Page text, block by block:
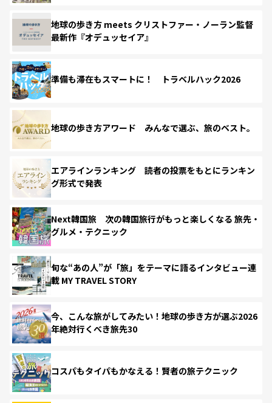
地球の歩き方 meets クリストファー・ノーラン監督
最新作『オデュッセイア』
準備も滞在もスマートに！ トラベルハック2026
地球の歩き方アワード みんなで選ぶ、旅のベスト。
エアラインランキング 読者の投票をもとにランキン
グ形式で発表
Next韓国旅 次の韓国旅行がもっと楽しくなる 旅先・
グルメ・テクニック
旬な“あの人”が「旅」をテーマに語るインタビュー連
載 MY TRAVEL STORY
今、こんな旅がしてみたい！地球の歩き方が選ぶ2026
年絶対行くべき旅先30
コスパもタイパもかなえる！賢者の旅テクニック